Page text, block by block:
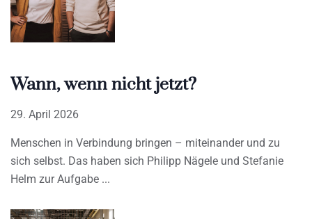
Wann, wenn nicht jetzt?
29. April 2026
Menschen in Verbindung bringen – miteinander und zu
sich selbst. Das haben sich Philipp Nägele und Stefanie
Helm zur Aufgabe